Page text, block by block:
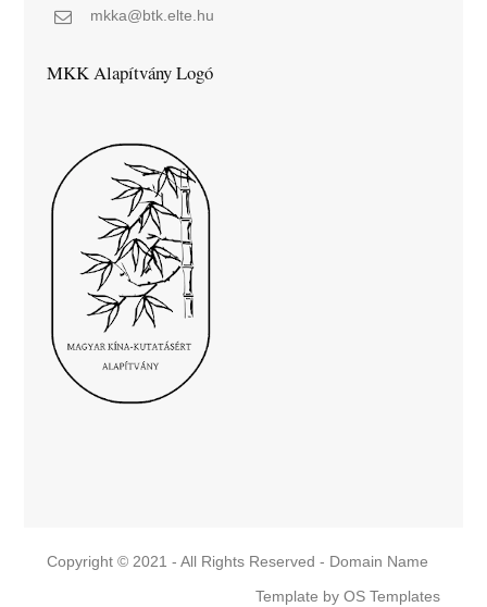
mkka@btk.elte.hu
MKK Alapítvány Logó
Copyright © 2021 - All Rights Reserved - Domain Name
Template byOS Templates